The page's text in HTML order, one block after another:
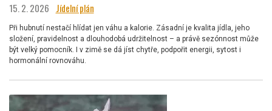
15. 2. 2026 Jídelní plán
Při hubnutí nestačí hlídat jen váhu a kalorie. Zásadní je kvalita jídla, jeho
složení, pravidelnost a dlouhodobá udržitelnost – a právě sezónnost může
být velký pomocník. I v zimě se dá jíst chytře, podpořit energii, sytost i
hormonální rovnováhu.